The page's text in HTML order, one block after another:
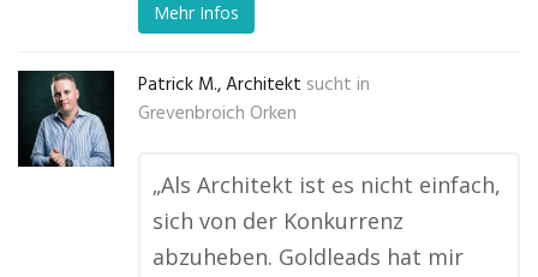
Mehr Infos
Patrick M., Architekt sucht in
Grevenbroich Orken
„Als Architekt ist es nicht einfach,
sich von der Konkurrenz
abzuheben. Goldleads hat mir